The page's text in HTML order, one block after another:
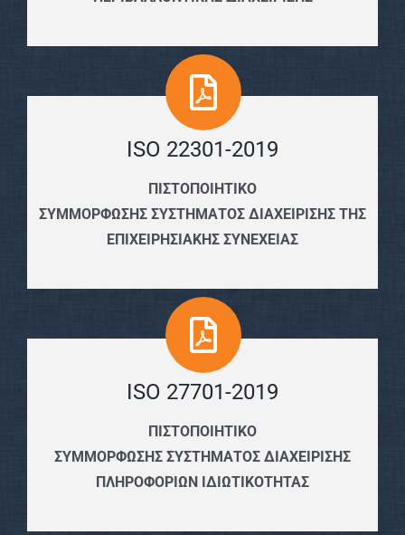
ISO 22301-2019
ΠΙΣΤΟΠΟΙΗΤΙΚΟ
ΣΥΜΜΟΡΦΩΣΗΣ ΣΥΣΤΗΜΑΤΟΣ ΔΙΑΧΕΙΡΙΣΗΣ ΤΗΣ
ΕΠΙΧΕΙΡΗΣΙΑΚΗΣ ΣΥΝΕΧΕΙΑΣ
ISO 27701-2019
ΠΙΣΤΟΠΟΙΗΤΙΚΟ
ΣΥΜΜΟΡΦΩΣΗΣ ΣΥΣΤΗΜΑΤΟΣ ΔΙΑΧΕΙΡΙΣΗΣ
ΠΛΗΡΟΦΟΡΙΩΝ ΙΔΙΩΤΙΚΟΤΗΤΑΣ